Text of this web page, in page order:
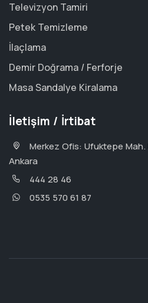
Televizyon Tamiri
Petek Temizleme
İlaçlama
Demir Doğrama / Ferforje
Masa Sandalye Kiralama
İletişim / İrtibat
Merkez Ofis: Ufuktepe
Ankara
444 28 46
0535 570 61 87